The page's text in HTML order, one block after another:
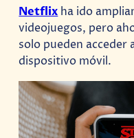
Netflixha ido
videojuegos, pero
solo pueden acceder
dispositivo móvil.